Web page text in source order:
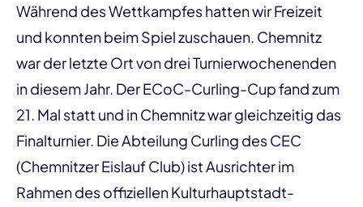
Während des Wettkampfes hatten wir Freizeit
und konnten beim Spiel zuschauen. Chemnitz
war der letzte Ort von drei Turnierwochenenden
in diesem Jahr. Der ECoC-Curling-Cup fand zum
21. Mal statt und in Chemnitz war gleichzeitig das
Finalturnier. Die Abteilung Curling des CEC
(Chemnitzer Eislauf Club) ist Ausrichter im
Rahmen des offiziellen Kulturhauptstadt-